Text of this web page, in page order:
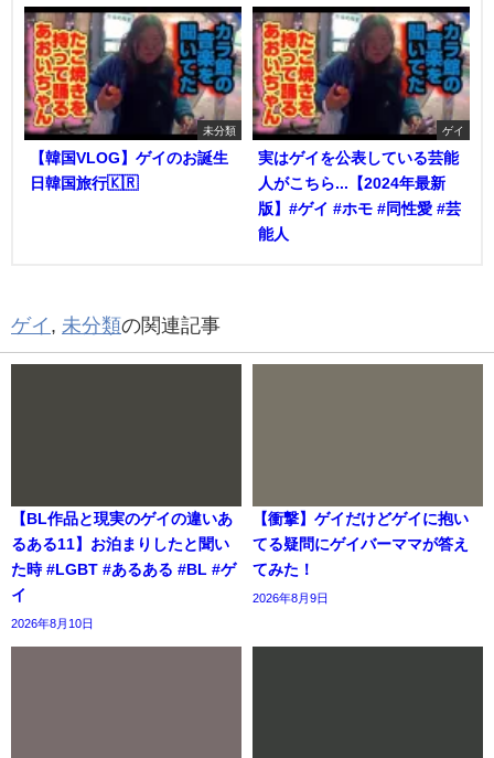
未分類
【韓国VLOG】ゲイのお誕生
日韓国旅行🇰🇷
ゲイ
実はゲイを公表している芸能
人がこちら...【2024年最新
版】#ゲイ #ホモ #同性愛 #芸
能人
ゲイ , 未分類の関連記事
【BL作品と現実のゲイの違いあ
るある11】お泊まりしたと聞い
た時 #LGBT #あるある #BL #ゲ
イ
2026年8月10日
【衝撃】ゲイだけどゲイに抱い
てる疑問にゲイバーママが答え
てみた！
2026年8月9日